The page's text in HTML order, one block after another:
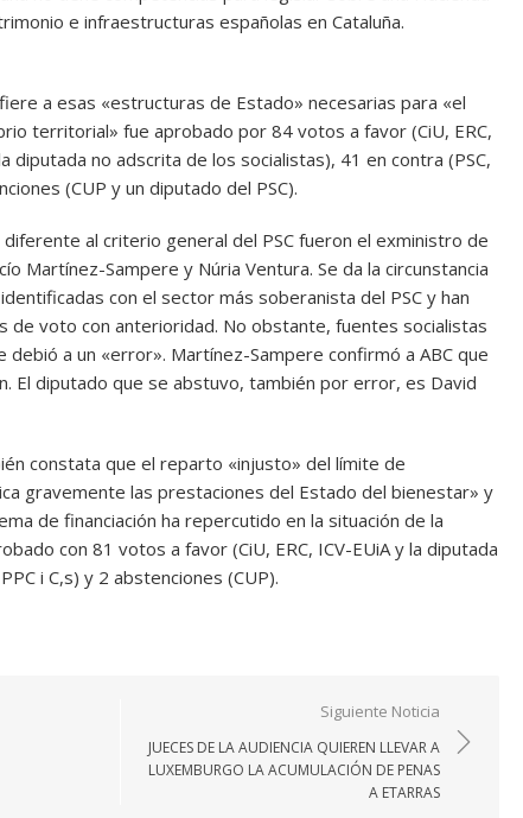
e infraestructuras españolas en Cataluña.
a esas «estructuras de Estado» necesarias para «el
territorial» fue aprobado por 84 votos a favor (CiU, ERC,
diputada no adscrita de los socialistas), 41 en contra (PSC,
(CUP y un diputado del PSC).
al criterio general del PSC fueron el exministro de
Martínez-Sampere y Núria Ventura. Se da la circunstancia
con el sector más soberanista del PSC y han
de voto con anterioridad. No obstante, fuentes socialistas
a un «error». Martínez-Sampere confirmó a ABC que
El diputado que se abstuvo, también por error, es David
constata que el reparto «injusto» del límite de
gravemente las prestaciones del Estado del bienestar» y
de financiación ha repercutido en la situación de la
con 81 votos a favor (CiU, ERC, ICV-EUiA y la diputada
i C,s) y 2 abstenciones (CUP).
Siguiente Noticia
JUECES DE LA AUDIENCIA QUIEREN LLEVAR A
LUXEMBURGO LA ACUMULACIÓN DE PENAS
A ETARRAS